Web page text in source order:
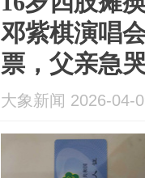
邓紫棋演唱
票，父亲急
看，这些钱
大象新闻 2026-04-